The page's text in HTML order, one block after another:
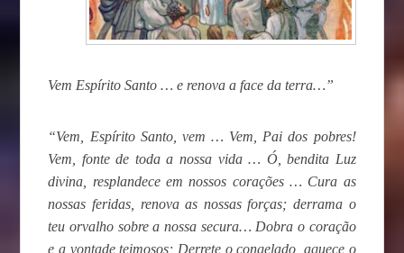
Vem Espírito Santo … e renova a face da terra…”
“Vem, Espírito Santo, vem … Vem, Pai dos pobres!
Vem, fonte de toda a nossa vida … Ó, bendita Luz
divina, resplandece em nossos corações … Cura as
nossas feridas, renova as nossas forças; derrama o
teu orvalho sobre a nossa secura… Dobra o coração
e a vontade teimosos; Derrete o congelado, aquece o